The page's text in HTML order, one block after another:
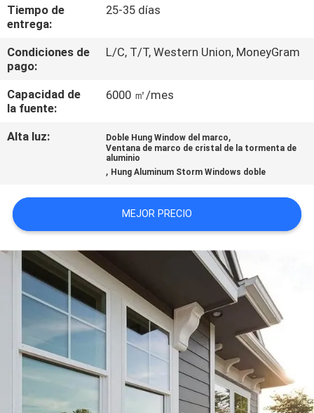
CONTACTO
CON
NOTICIAS
CASOS
UNA
CITA
MAPA
DEL
SITIO
PRIVACY
POLICY
Tiempo de
entrega:
25-35 días
Condiciones de
pago:
L/C, T/T, Western Union, MoneyGram
Capacidad de
la fuente:
6000 ㎡/mes
Alta luz: Doble Hung Window del marco,
Ventana de marco de cristal de la tormenta de
aluminio
, Hung Aluminum Storm Windows doble
MEJOR PRECIO